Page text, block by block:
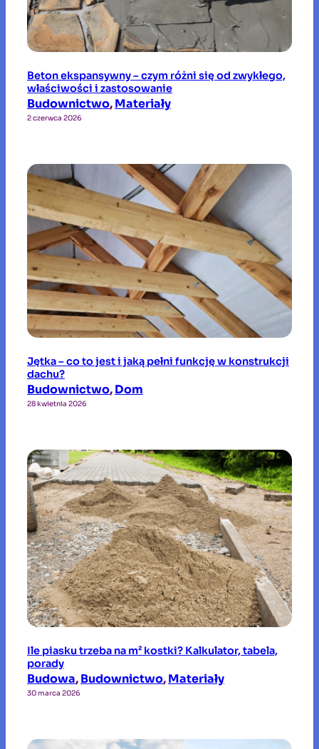
Beton ekspansywny – czym różni się od zwykłego,
właściwości i zastosowanie
Budownictwo, Materiały
2 czerwca 2026
Jętka – co to jest i jaką pełni funkcję w konstrukcji
dachu?
Budownictwo, Dom
28 kwietnia 2026
Ile piasku trzeba na m² kostki? Kalkulator, tabela,
porady
Budowa, Budownictwo, Materiały
30 marca 2026